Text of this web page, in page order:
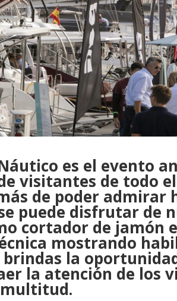
es el evento
visitantes de todo
de poder admirar
puede disfrutar de
cortador de jamón
mostrando
brindas la
la atención de los